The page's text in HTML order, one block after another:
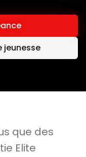
jeunesse
que des
Elite